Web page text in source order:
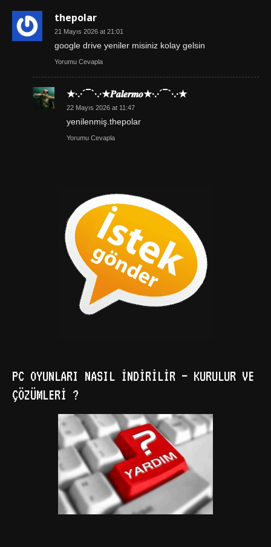
thepolar
21 Mayıs 2026 at 21:01
google drive yeniler misiniz kolay gelsin
Yorumu Cevapla
★·.·´¯`·.·★𝑷𝒂𝒍𝒆𝒓𝒎𝒐★·.·´¯`·.·★
22 Mayıs 2026 at 11:47
yenilenmiş.thepolar
Yorumu Cevapla
PC OYUNLARI NASIL İNDIRILIR – KURULUR VE
ÇÖZÜMLERI ?